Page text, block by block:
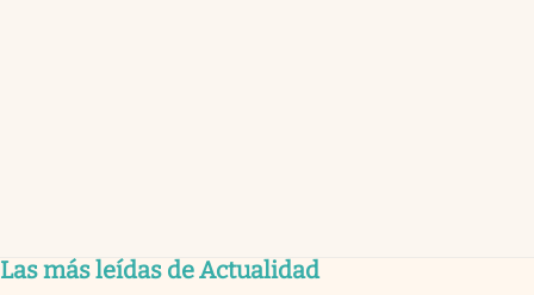
Las más leídas de Actualidad